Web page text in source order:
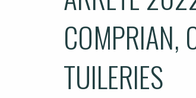
COMPRIAN,
TUILERIES